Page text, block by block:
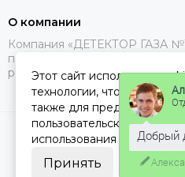
О компании
Компания «ДЕТЕКТОР ГАЗА
поставках газоанализаторов,
регионах РФ.
2026 © ДЕТЕКТОР
Этот сайт использует
технологии, чтобы помочь
также для
пользовательского опыта
использования наших
Принять
Добрый